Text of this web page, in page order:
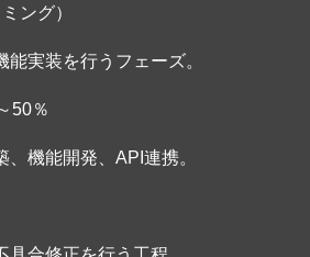
ング）
実装を行うフェーズ。
50％
機能開発、API連携。